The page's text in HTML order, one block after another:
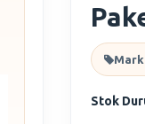
Stok